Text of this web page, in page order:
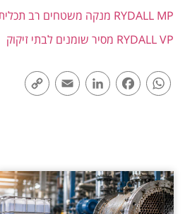
RYDALL MP מנקה משטחים רב תכליתי
RYDALL VP מסיר שומנים לבתי זיקוק
WhatsApp
Facebook
LinkedIn
Email